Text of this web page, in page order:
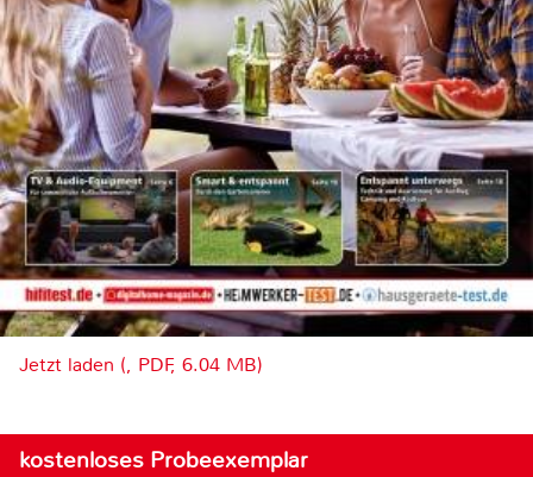
Jetzt laden (, PDF, 6.04 MB)
kostenloses Probeexemplar